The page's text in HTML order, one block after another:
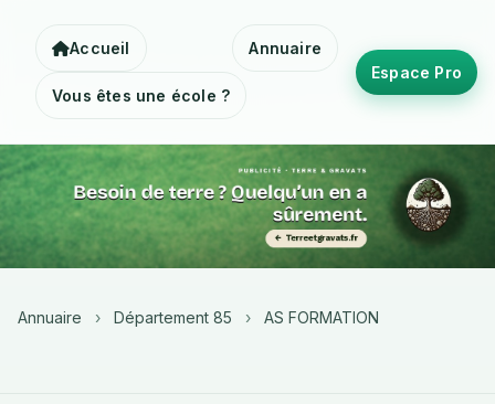
Accueil Annuaire
Vous êtes une école ?
Espace Pro
Annuaire › Département 85 › AS FORMATION